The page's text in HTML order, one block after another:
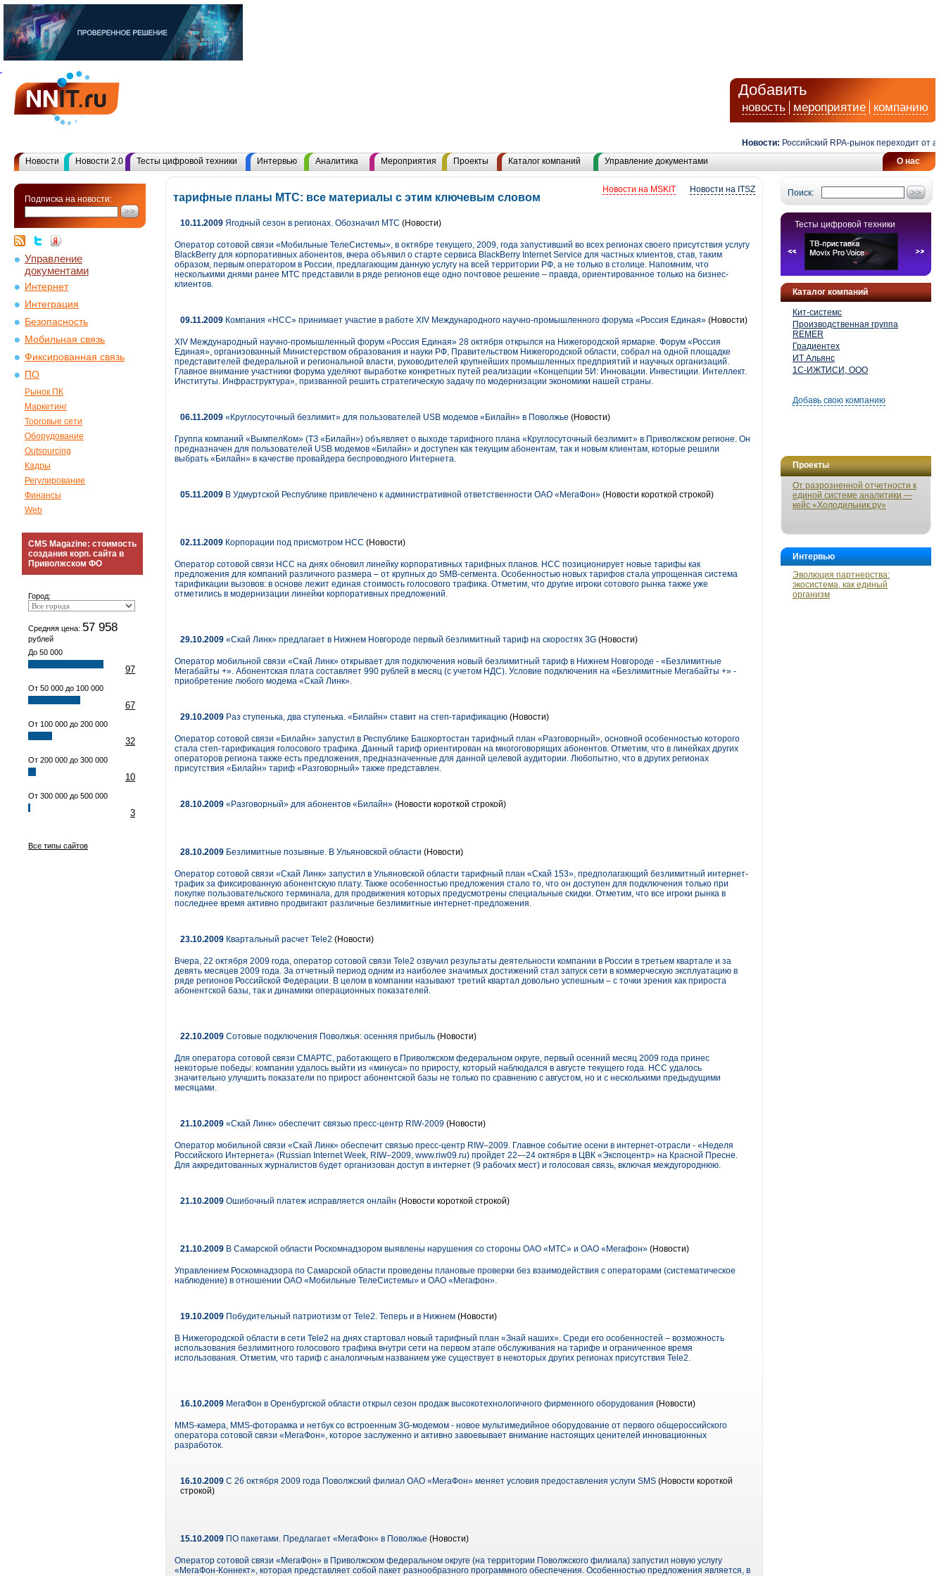
Добавить
новость мероприятие компанию
Новости: Российский RPA-рынок переходит от
О нас
Новости Новости 2.0 Тесты цифровой техники Интервью Аналитика Мероприятия Проекты Каталог компаний Управление документами
Подписка на новости:
Управление
документами
Интернет
Интеграция
Безопасность
Мобильная связь
Фиксированная связь
ПО
Рынок ПК
Маркетинг
Торговые сети
Оборудование
Outsourcing
Кадры
Регулирование
Финансы
Web
CMS Magazine: стоимость
создания корп. сайта в
Приволжском ФО
Город:
Средняя цена: 57 958
рублей
До 50 000
97
От 50 000 до 100 000
67
От 100 000 до 200 000
32
От 200 000 до 300 000
10
От 300 000 до 500 000
3
Все типы сайтов
Поиск:
Тесты цифровой техники
Каталог компаний
Кит-системс
Производственная группа
REMER
Градиентех
ИТ Альянс
1С-ИЖТИСИ, ООО
Добавь свою компанию
Проекты
От разрозненной отчетности к
единой системе аналитики —
кейс «Холодильник.ру»
Интервью
Эволюция партнерства:
экосистема, как единый
организм
Новости на ITSZ
Новости на MSKIT
тарифные планы МТС: все материалы с этим ключевым словом
10.11.2009 Ягодный сезон в регионах. Обозначил МТС (Новости)
Оператор сотовой связи «Мобильные ТелеСистемы», в октябре текущего, 2009, года запустивший во всех регионах своего присутствия услугу
BlackBerry для корпоративных абонентов, вчера объявил о старте сервиса BlackBerry Internet Service для частных клиентов, став, таким
образом, первым оператором в России, предлагающим данную услугу на всей территории РФ, а не только в столице. Напомним, что
несколькими днями ранее МТС представили в ряде регионов еще одно почтовое решение – правда, ориентированное только на бизнес-
клиентов.
09.11.2009 Компания «НСС» принимает участие в работе XIV Международного научно-промышленного форума «Россия Единая» (Новости)
XIV Международный научно-промышленный форум «Россия Единая» 28 октября открылся на Нижегородской ярмарке. Форум «Россия
Единая», организованный Министерством образования и науки РФ, Правительством Нижегородской области, собрал на одной площадке
представителей федеральной и региональной власти, руководителей крупнейших промышленных предприятий и научных организаций.
Главное внимание участники форума уделяют выработке конкретных путей реализации «Концепции 5И: Инновации. Инвестиции. Интеллект.
Институты. Инфраструктура», призванной решить стратегическую задачу по модернизации экономики нашей страны.
06.11.2009 «Круглосуточный безлимит» для пользователей USB модемов «Билайн» в Поволжье (Новости)
Группа компаний «ВымпелКом» (ТЗ «Билайн») объявляет о выходе тарифного плана «Круглосуточный безлимит» в Приволжском регионе. Он
предназначен для пользователей USB модемов «Билайн» и доступен как текущим абонентам, так и новым клиентам, которые решили
выбрать «Билайн» в качестве провайдера беспроводного Интернета.
05.11.2009 В Удмуртской Республике привлечено к административной ответственности ОАО «МегаФон» (Новости короткой строкой)
02.11.2009 Корпорации под присмотром НСС (Новости)
Оператор сотовой связи НСС на днях обновил линейку корпоративных тарифных планов. НСС позиционирует новые тарифы как
предложения для компаний различного размера – от крупных до SMB-сегмента. Особенностью новых тарифов стала упрощенная система
тарификации вызовов: в основе лежит единая стоимость голосового трафика. Отметим, что другие игроки сотового рынка также уже
отметились в модернизации линейки корпоративных предложений.
29.10.2009 «Скай Линк» предлагает в Нижнем Новгороде первый безлимитный тариф на скоростях 3G (Новости)
Оператор мобильной связи «Скай Линк» открывает для подключения новый безлимитный тариф в Нижнем Новгороде - «Безлимитные
Мегабайты +». Абонентская плата составляет 990 рублей в месяц (с учетом НДС). Условие подключения на «Безлимитные Мегабайты +» -
приобретение любого модема «Скай Линк».
29.10.2009 Раз ступенька, два ступенька. «Билайн» ставит на степ-тарификацию (Новости)
Оператор сотовой связи «Билайн» запустил в Республике Башкортостан тарифный план «Разговорный», основной особенностью которого
стала степ-тарификация голосового трафика. Данный тариф ориентирован на многоговорящих абонентов. Отметим, что в линейках других
операторов региона также есть предложения, предназначенные для данной целевой аудитории. Любопытно, что в других регионах
присутствия «Билайн» тариф «Разговорный» также представлен.
28.10.2009 «Разговорный» для абонентов «Билайн» (Новости короткой строкой)
28.10.2009 Безлимитные позывные. В Ульяновской области (Новости)
Оператор сотовой связи «Скай Линк» запустил в Ульяновской области тарифный план «Скай 153», предполагающий безлимитный интернет-
трафик за фиксированную абонентскую плату. Также особенностью предложения стало то, что он доступен для подключения только при
покупке пользовательского терминала, для продвижения которых предусмотрены специальные скидки. Отметим, что все игроки рынка в
последнее время активно продвигают различные безлимитные интернет-предложения.
23.10.2009 Квартальный расчет Tele2 (Новости)
Вчера, 22 октября 2009 года, оператор сотовой связи Tele2 озвучил результаты деятельности компании в России в третьем квартале и за
девять месяцев 2009 года. За отчетный период одним из наиболее значимых достижений стал запуск сети в коммерческую эксплуатацию в
ряде регионов Российской Федерации. В целом в компании называют третий квартал довольно успешным – с точки зрения как прироста
абонентской базы, так и динамики операционных показателей.
22.10.2009 Сотовые подключения Поволжья: осенняя прибыль (Новости)
Для оператора сотовой связи СМАРТС, работающего в Приволжском федеральном округе, первый осенний месяц 2009 года принес
некоторые победы: компании удалось выйти из «минуса» по приросту, который наблюдался в августе текущего года. НСС удалось
значительно улучшить показатели по прирост абонентской базы не только по сравнению с августом, но и с несколькими предыдущими
месяцами.
21.10.2009 «Скай Линк» обеспечит связью пресс-центр RIW-2009 (Новости)
Оператор мобильной связи «Скай Линк» обеспечит связью пресс-центр RIW–2009. Главное событие осени в интернет-отрасли - «Неделя
Российского Интернета» (Russian Internet Week, RIW–2009, www.riw09.ru) пройдет 22—24 октября в ЦВК «Экспоцентр» на Красной Пресне.
Для аккредитованных журналистов будет организован доступ в интернет (9 рабочих мест) и голосовая связь, включая междугороднюю.
21.10.2009 Ошибочный платеж исправляется онлайн (Новости короткой строкой)
21.10.2009 В Самарской области Роскомнадзором выявлены нарушения со стороны ОАО «МТС» и ОАО «Мегафон» (Новости)
Управлением Роскомнадзора по Самарской области проведены плановые проверки без взаимодействия с операторами (систематическое
наблюдение) в отношении ОАО «Мобильные ТелеСистемы» и ОАО «Мегафон».
19.10.2009 Побудительный патриотизм от Tele2. Теперь и в Нижнем (Новости)
В Нижегородской области в сети Tele2 на днях стартовал новый тарифный план «Знай наших». Среди его особенностей – возможность
использования безлимитного голосового трафика внутри сети на первом этапе обслуживания на тарифе и ограниченное время
использования. Отметим, что тариф с аналогичным названием уже существует в некоторых других регионах присутствия Tele2.
16.10.2009 МегаФон в Оренбургской области открыл сезон продаж высокотехнологичного фирменного оборудования (Новости)
MMS-камера, MMS-фоторамка и нетбук со встроенным 3G-модемом - новое мультимедийное оборудование от первого общероссийского
оператора сотовой связи «МегаФон», которое заслуженно и активно завоевывает внимание настоящих ценителей инновационных
разработок.
16.10.2009 С 26 октября 2009 года Поволжский филиал ОАО «МегаФон» меняет условия предоставления услуги SMS (Новости короткой
строкой)
15.10.2009 ПО пакетами. Предлагает «МегаФон» в Поволжье (Новости)
Оператор сотовой связи «МегаФон» в Приволжском федеральном округе (на территории Поволжского филиала) запустил новую услугу
«МегаФон-Коннект», которая представляет собой пакет разнообразного программного обеспечения. Особенностью предложения является, в